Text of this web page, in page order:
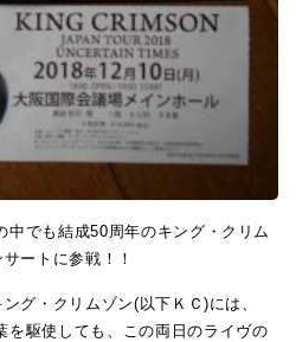
中でも結成50周年のキング・クリム
ートに参戦！！
グ・クリムゾン(以下ＫＣ)には、
を駆使しても、この両日のライヴの